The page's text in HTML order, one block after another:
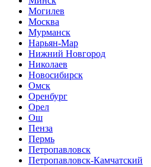
Могилев
Москва
Мурманск
Нарьян-Мар
Нижний Новгород
Николаев
Новосибирск
Омск
Оренбург
Орел
Ош
Пенза
Пермь
Петропавловск
Петропавловск-Камчатский